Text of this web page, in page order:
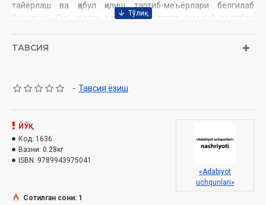
тайёрлаш ва қабул қилиш тартиб-меъёрлари белгилаб
берилган. Сиз имкон қадар тавсияларга жиддий эътибор
тиббиёт коллежлари талабаларига ёрдамчи қўлланма
Муаллиф: Абдуқодир Сатторов
Сана:
ISBN: 978-9943-975-04-1
Хажми: 320 бет‎
Ўлчами: 84х108 1/32‎
ТАВСИЯ
- Тавсия ёзиш
ЙЎҚ
Код: 1636
Вазни: 0.28кг
ISBN: 9789943975041
«Adabiyot
uchqunlari»
Сотилган сони: 1